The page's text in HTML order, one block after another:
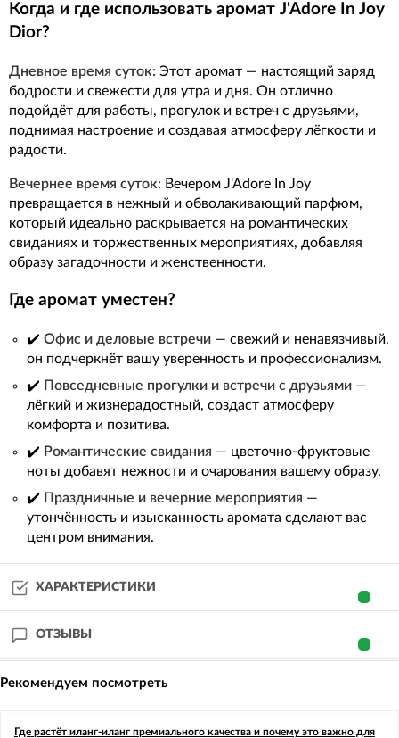
Когда и где использовать аромат J'Adore In Joy
Dior?
Дневное время суток: Этот аромат — настоящий заряд
бодрости и свежести для утра и дня. Он отлично
подойдёт для работы, прогулок и встреч с друзьями,
поднимая настроение и создавая атмосферу лёгкости и
радости.
Вечернее время суток: Вечером J'Adore In Joy
превращается в нежный и обволакивающий парфюм,
который идеально раскрывается на романтических
свиданиях и торжественных мероприятиях, добавляя
образу загадочности и женственности.
Где аромат уместен?
✔️ Офис и деловые встречи — свежий и ненавязчивый,
он подчеркнёт вашу уверенность и профессионализм.
✔️ Повседневные прогулки и встречи с друзьями —
лёгкий и жизнерадостный, создаст атмосферу
комфорта и позитива.
✔️ Романтические свидания — цветочно-фруктовые
ноты добавят нежности и очарования вашему образу.
✔️ Праздничные и вечерние мероприятия —
утончённость и изысканность аромата сделают вас
центром внимания.
ХАРАКТЕРИСТИКИ
ОТЗЫВЫ
Рекомендуем посмотреть
Где растёт иланг-иланг премиального качества и почему это важно для